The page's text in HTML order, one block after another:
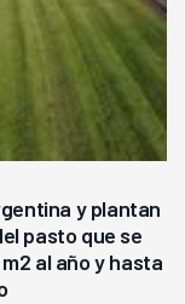
y plantan
pasto que se
al año y hasta